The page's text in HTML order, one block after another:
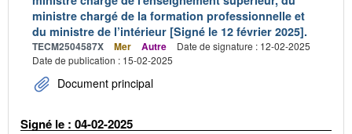
ministre chargé de la formation professionnelle et
du ministre de l’intérieur [Signé le 12 février 2025].
TECM2504587X Mer Autre
Date de signature : 12-02-2025
Date de publication : 15-02-2025
Document principal
Signé le : 04-02-2025